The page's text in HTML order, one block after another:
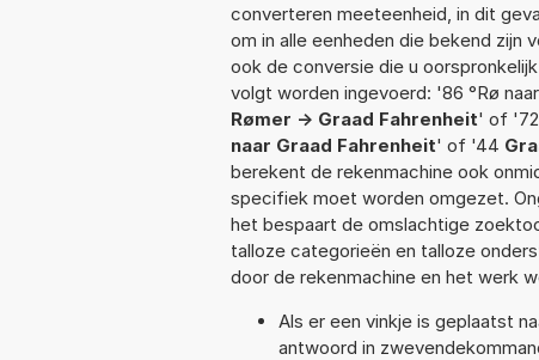
converteren meeteenheid, in dit
om in alle eenheden die bekend zijn
ook de conversie die u
volgt worden ingevoerd: '86 °Rø
Rømer -> Graad Fahrenheit' of '72
naar Graad Fahrenheit' of '44
berekent de rekenmachine ook
specifiek moet worden omgezet.
het bespaart de omslachtige
talloze categorieën en talloze
door de rekenmachine en het werk
Als er een vinkje is geplaatst
antwoord in